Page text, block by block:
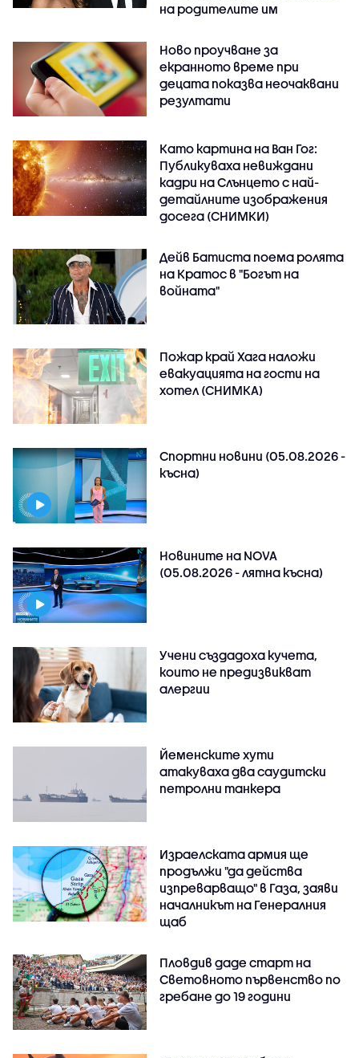
на родителите им
Ново проучване за
екранното време при
децата показва неочаквани
резултати
Като картина на Ван Гог:
Публикуваха невиждани
кадри на Слънцето с най-
детайлните изображения
досега (СНИМКИ)
Дейв Батиста поема ролята
на Кратос в "Богът на
войната"
Пожар край Хага наложи
евакуацията на гости на
хотел (СНИМКА)
Спортни новини (05.08.2026 -
късна)
Новините на NOVA
(05.08.2026 - лятна късна)
Учени създадоха кучета,
които не предизвикват
алергии
Йеменските хути
атакуваха два саудитски
петролни танкера
Израелската армия ще
продължи "да действа
изпреварващо" в Газа, заяви
началникът на Генералния
щаб
Пловдив даде старт на
Световното първенство по
гребане до 19 години